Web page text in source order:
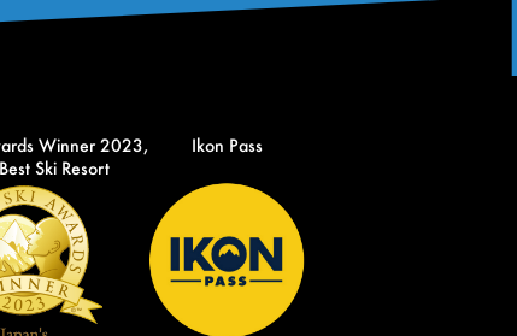
Winner 2023,
Ski Resort
Ikon Pass